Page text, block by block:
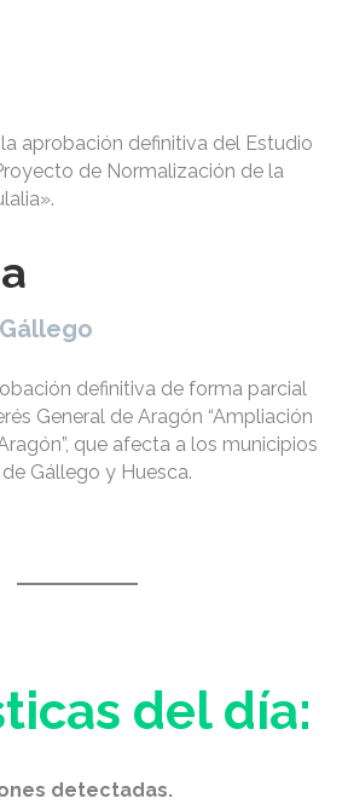
aprobación definitiva del Estudio
de Normalización de la
definitiva de forma parcial
General de Aragón “Ampliación
que afecta a los municipios
Gállego y Huesca.
del día:
detectadas.